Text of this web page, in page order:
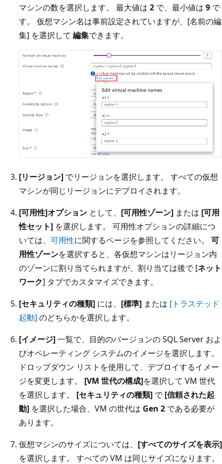
マシンの数を選択します。 最大値は 2 で、最小値は 9 で
す。 仮想マシン名は事前設定されていますが、[名前の編
集] を選択して 編集できます。
[リージョン] でリージョンを選択します。 すべての仮想
マシンが同じリージョンにデプロイされます。
[可用性]オプション として、 [可用性ゾーン] または [可用
性セット] を選択します。 可用性オプションの詳細につ
いては、 可用性に関するページを参照してください。 可
用性ゾーンを選択すると、各仮想マシンはリージョン内
のゾーンに割り当てられますが、割り当ては後で [ネット
ワーク] タブでカスタマイズできます。
[セキュリティの種類] には、 [標準] または [トラステッド
起動] のどちらかを選択します。
[イメージ]一覧で、目的のバージョンの SQL Server およ
びオペレーティング システムのイメージを選択します。
ドロップダウン リストを使用して、デプロイするイメー
ジを変更します。 [VM 世代の構成]を選択して VM 世代
を選択します。 [セキュリティの種類] で[信頼された起
動] を選択した場合、VM の世代は Gen 2 である必要が
あります。
仮想マシンのサイズについては、 [すべてのサイズを表示]
を選択します。 すべての VM は同じサイズになります。